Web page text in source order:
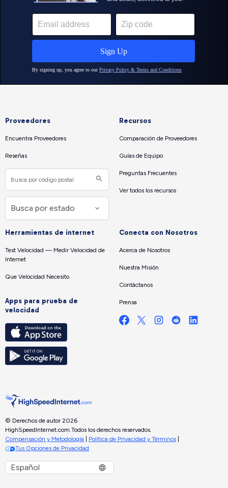
Proveedores
Encuentra Proveedores
Reseñas
Recursos
Comparación de Proveedores
Guías de Equipo
Preguntas Frecuentes
Ver todos los recursos
Herramientas de internet
Test Velocidad — Medir Velocidad de
Internet
Que Velocidad Necesito
Apps para prueba de
velocidad
Conecta con Nosotros
Acerca de Nosotros
Nuestra Misión
Contáctanos
Prensa
© Derechos de autor 2026
HighSpeedInternet.com.Todos los derechos reservados.
Compensación y Metodología
Política de Privacidad y Términos
Tus Opciones de Privacidad